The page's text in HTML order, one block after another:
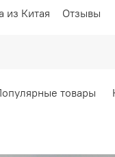
из Китая Отзывы
товары